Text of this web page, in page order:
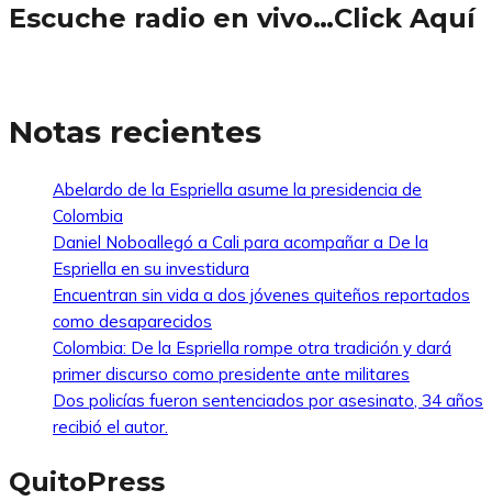
Escuche radio en vivo…Click Aquí
Notas recientes
Abelardo de la Espriella asume la presidencia de
Colombia
Daniel Noboallegó a Cali para acompañar a De la
Espriella en su investidura
Encuentran sin vida a dos jóvenes quiteños reportados
como desaparecidos
Colombia: De la Espriella rompe otra tradición y dará
primer discurso como presidente ante militares
Dos policías fueron sentenciados por asesinato, 34 años
recibió el autor.
QuitoPress